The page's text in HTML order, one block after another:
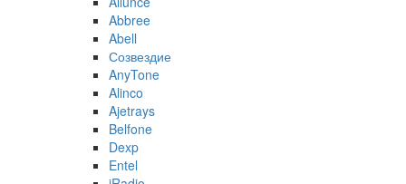
Abbree
Abell
Созвездие
AnyTone
Alinco
Ajetrays
Belfone
Dexp
Entel